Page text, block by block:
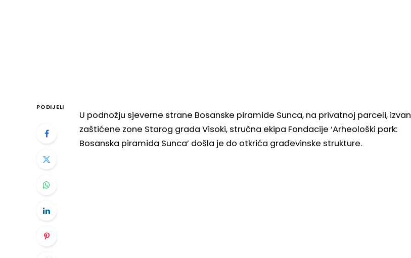
PODIJELI
U podnožju sjeverne strane Bosanske piramide Sunca, na privatnoj parceli, izvan
zaštićene zone Starog grada Visoki, stručna ekipa Fondacije ‘Arheološki park:
Bosanska piramida Sunca’ došla je do otkrića građevinske strukture.